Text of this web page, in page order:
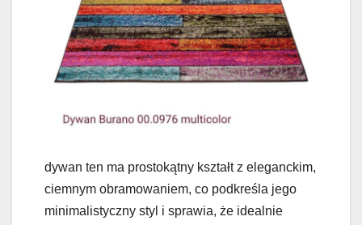
dywan ten ma prostokątny kształt z eleganckim,
ciemnym obramowaniem, co podkreśla jego
minimalistyczny styl i sprawia, że idealnie